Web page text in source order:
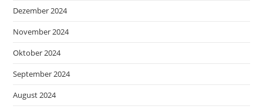
Dezember 2024
November 2024
Oktober 2024
September 2024
August 2024